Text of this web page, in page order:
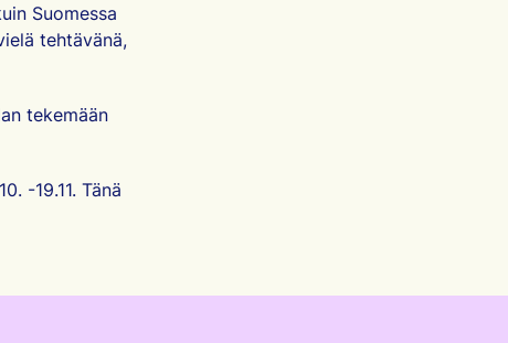
Suomessa
tehtävänä,
tekemään
-19.11. Tänä